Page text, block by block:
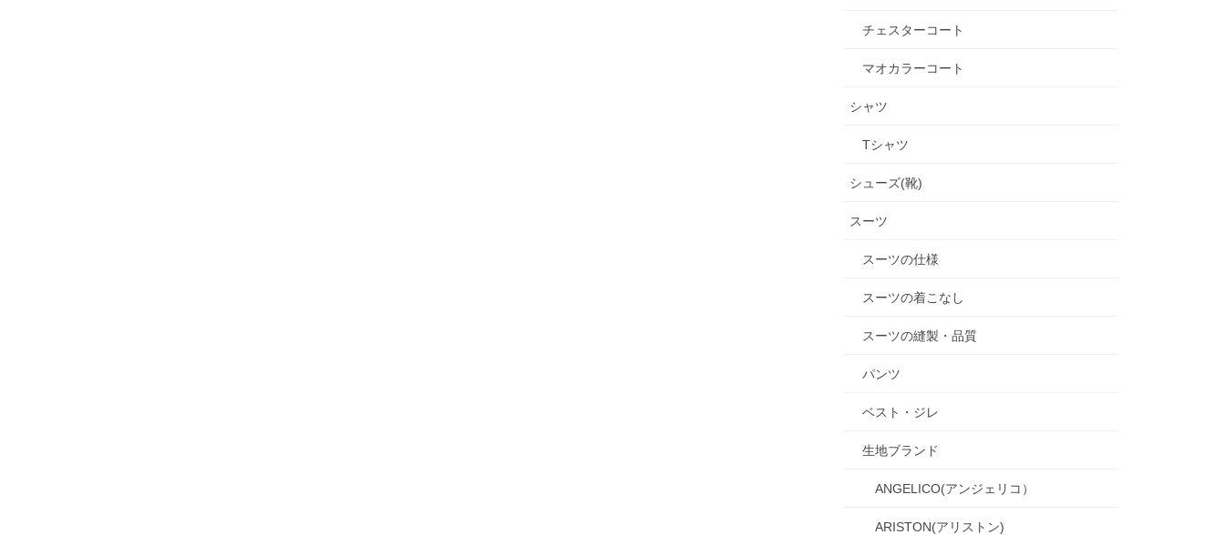
チェスターコート
マオカラーコート
シャツ
Tシャツ
シューズ(靴)
スーツ
スーツの仕様
スーツの着こなし
スーツの縫製・品質
パンツ
ベスト・ジレ
生地ブランド
ANGELICO(アンジェリコ）
ARISTON(アリストン)